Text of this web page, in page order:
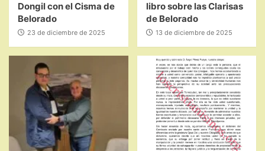
Dongil con el Cisma de
Belorado
23 de diciembre de 2025
libro sobre las Clarisas
de Belorado
13 de diciembre de 2025